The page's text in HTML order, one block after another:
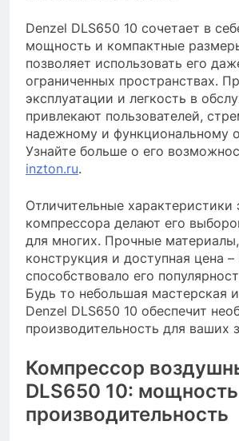
Denzel DLS650 10 сочетает в
мощность и компактные
позволяет использовать его
ограниченных пространствах.
эксплуатации и легкость в
привлекают пользователей,
надежному и функциональному
Узнайте больше о его
inzton.ru.
Отличительные характеристики
компрессора делают его
для многих. Прочные
конструкция и доступная цена –
способствовало его
Будь то небольшая мастерская
Denzel DLS650 10 обеспечит
производительность для ваших
Компрессор
DLS650 10:
производительность